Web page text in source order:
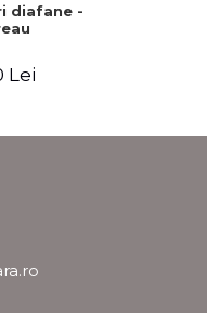
diafane -
Lei